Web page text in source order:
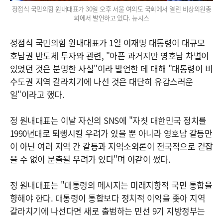
정점식 국민의힘 원내대표가 30일 오후 서울 여의도 국회에서 열린 비상의원총
회에서 발언하고 있다. 뉴시스
정점식 국민의힘 원내대표가 1일 이재명 대통령이 대규모
호남권 반도체 투자와 관련, "아픈 과거지만 영호남 차별이
있었던 것은 분명한 사실"이라 발언한 데 대해 "대통령이 비
수도권 지역 갈라치기에 나선 것은 대단히 유감스러운
일"이라고 했다.
정 원내대표는 이날 자신의 SNS에 "자칫 대한민국 정치를
1990년대로 퇴행시킬 우려가 있을 뿐 아니라 영호남 갈등만
이 아닌 여러 지역 간 갈등과 지역소외론이 전국적으로 걷잡
을 수 없이 분출될 우려가 있다"며 이같이 썼다.
정 원내대표는 "대통령의 메시지는 미래지향적 국민 통합을
향해야 한다. 대통령이 통합보다 정치적 이익을 좇아 지역
갈라치기에 나선다면 새로 출범하는 민선 9기 지방정부는